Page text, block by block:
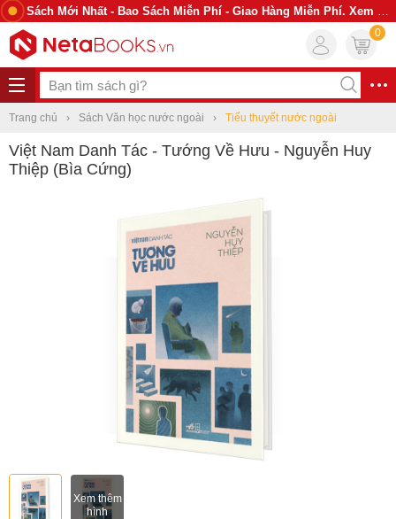
Sách Mới Nhất - Bao Sách Miễn Phí - Giao Hàng Miễn Phí. Xem Ngay
0
Trang chủ Sách Văn học nước ngoài Tiểu thuyết nước ngoài
Việt Nam Danh Tác - Tướng Về Hưu - Nguyễn Huy
Thiệp (Bìa Cứng)
Xem thêm
hình